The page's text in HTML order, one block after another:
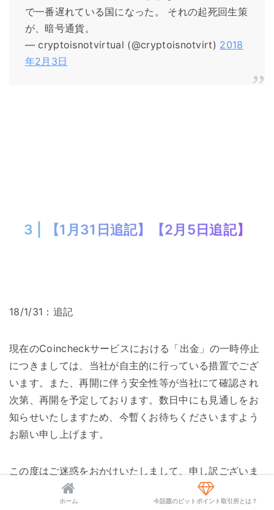
で一番遅れている国になった。 それの起死回生策
が、暗号通貨。
— cryptoisnotvirtual (@cryptoisnotvirt) 2018
年2月3日
3 | 【1月31日追記】【2月5日追記】
18/1/31：追記
現在のCoincheckサービスにおける「出金」の一時停止
につきましては、当社が自主的に行っている措置でござ
います。また、再開に伴う安全性等が当社にて確認され
次第、再開を予定しております。数日中にも見通しをお
知らせいたしますため、今暫くお待ちくださいますよう
お願い申し上げます。
この度はご迷惑をおかけいたしまして、申し訳ございま
何卒、よろしくお願い申し上げます。
ホーム 今話題のビットポイント取引所とは？